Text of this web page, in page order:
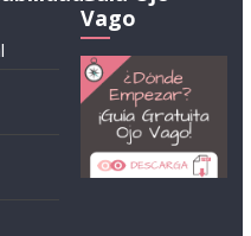
Vago